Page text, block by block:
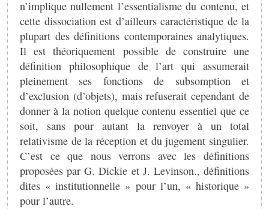
n’implique nullement l’essentialisme du contenu, et
cette dissociation est d’ailleurs caractéristique de la
plupart des définitions contemporaines analytiques.
Il est théoriquement possible de construire une
définition philosophique de l’art qui assumerait
pleinement ses fonctions de subsomption et
d’exclusion (d’objets), mais refuserait cependant de
donner à la notion quelque contenu essentiel que ce
soit, sans pour autant la renvoyer à un total
relativisme de la réception et du jugement singulier.
C’est ce que nous verrons avec les définitions
proposées par G. Dickie et J. Levinson., définitions
dites « institutionnelle » pour l’un, « historique »
pour l’autre.